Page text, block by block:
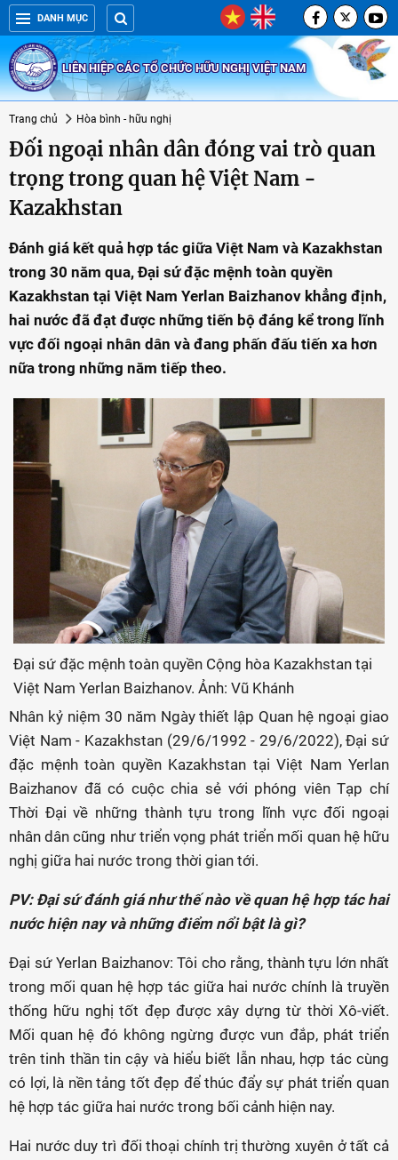
DANH MỤC
LIÊN HIỆP CÁC TỔ CHỨC HỮU NGHỊ VIỆT NAM
Trang chủ Hòa bình - hữu nghị
Đối ngoại nhân dân đóng vai trò quan
trọng trong quan hệ Việt Nam -
Kazakhstan
Đánh giá kết quả hợp tác giữa Việt Nam và Kazakhstan
trong 30 năm qua, Đại sứ đặc mệnh toàn quyền
Kazakhstan tại Việt Nam Yerlan Baizhanov khẳng định,
hai nước đã đạt được những tiến bộ đáng kể trong lĩnh
vực đối ngoại nhân dân và đang phấn đấu tiến xa hơn
nữa trong những năm tiếp theo.
Đại sứ đặc mệnh toàn quyền Cộng hòa Kazakhstan tại
Việt Nam Yerlan Baizhanov. Ảnh: Vũ Khánh
Nhân kỷ niệm 30 năm Ngày thiết lập Quan hệ ngoại giao
Việt Nam - Kazakhstan (29/6/1992 - 29/6/2022), Đại sứ
đặc mệnh toàn quyền Kazakhstan tại Việt Nam Yerlan
Baizhanov đã có cuộc chia sẻ với phóng viên Tạp chí
Thời Đại về những thành tựu trong lĩnh vực đối ngoại
nhân dân cũng như triển vọng phát triển mối quan hệ hữu
nghị giữa hai nước trong thời gian tới.
PV: Đại sứ đánh giá như thế nào về quan hệ hợp tác hai
nước hiện nay và những điểm nổi bật là gì?
Đại sứ Yerlan Baizhanov: Tôi cho rằng, thành tựu lớn nhất
trong mối quan hệ hợp tác giữa hai nước chính là truyền
thống hữu nghị tốt đẹp được xây dựng từ thời Xô-viết.
Mối quan hệ đó không ngừng được vun đắp, phát triển
trên tinh thần tin cậy và hiểu biết lẫn nhau, hợp tác cùng
có lợi, là nền tảng tốt đẹp để thúc đẩy sự phát triển quan
hệ hợp tác giữa hai nước trong bối cảnh hiện nay.
Hai nước duy trì đối thoại chính trị thường xuyên ở tất cả